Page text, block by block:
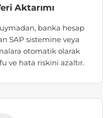
Aktarımı
banka hesap
SAP sistemine veya
otomatik olarak
ve hata riskini azaltır.